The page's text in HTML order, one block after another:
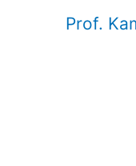
Prof.